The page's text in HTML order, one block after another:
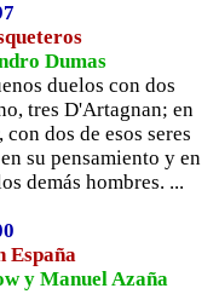
Dumas
duelos con dos
tres D'Artagnan; en
dos de esos seres
su pensamiento y en
demás hombres. ...
España
y Manuel Azaña